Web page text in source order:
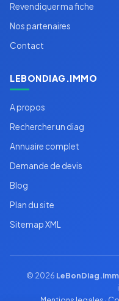
Revendiquer ma fiche
Nos partenaires
Contact
LEBONDIAG.IMMO
A propos
Rechercher un diag
Annuaire complet
Demande de devis
Blog
Plan du site
Sitemap XML
© 2026